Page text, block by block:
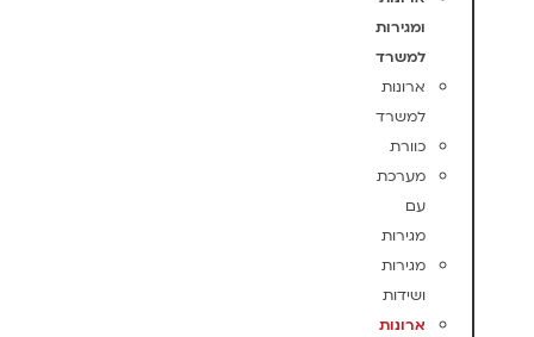
ומגירות
למשרד
ארונות
למשרד
כוורת
מערכת
עם
מגירות
מגירות
ושידות
ארונות